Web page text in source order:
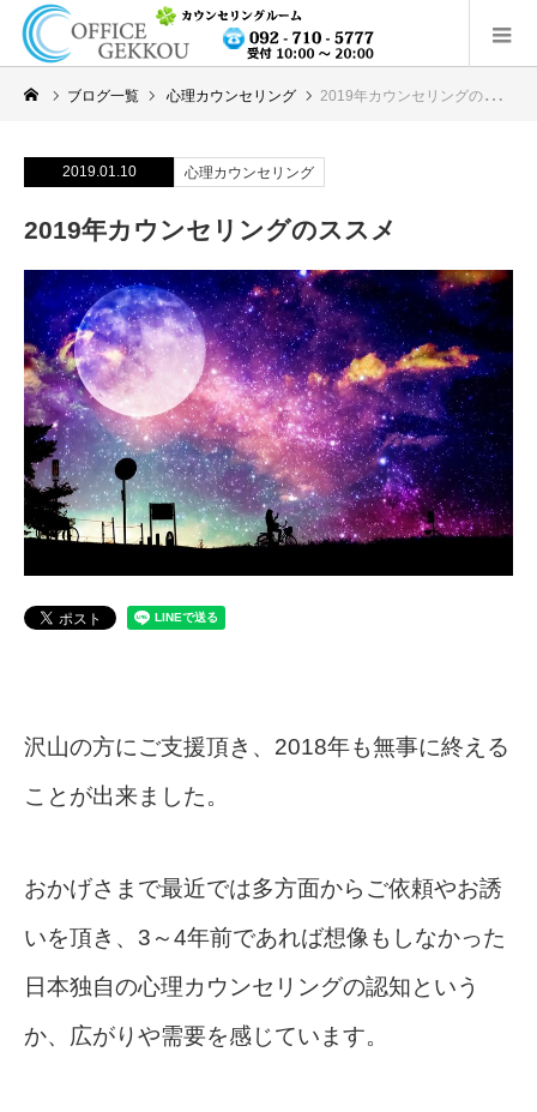
ブログ一覧 心理カウンセリング 2019年カウンセリングのススメ
2019.01.10 心理カウンセリング
2019年カウンセリングのススメ
沢山の方にご支援頂き、2018年も無事に終える
ことが出来ました。
おかげさまで最近では多方面からご依頼やお誘
いを頂き、3～4年前であれば想像もしなかった
日本独自の心理カウンセリングの認知という
か、広がりや需要を感じています。